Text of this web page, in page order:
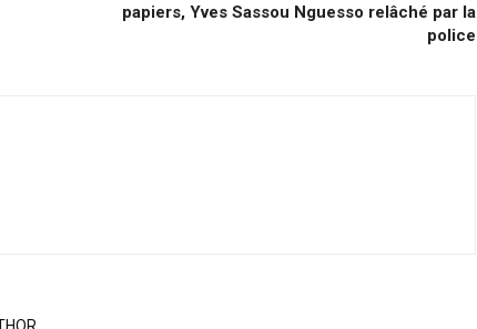
papiers, Yves Sassou Nguesso relâché par la
police